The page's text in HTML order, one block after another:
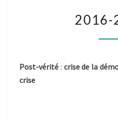
2016-
Post-vérité : crise de la
crise